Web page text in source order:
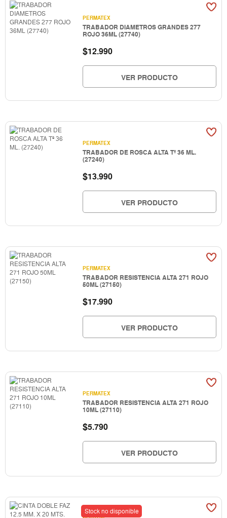
PERMATEX
TRABADOR DIAMETROS GRANDES 277
ROJO 36ML (27740)
$12.990
VER PRODUCTO
PERMATEX
TRABADOR DE ROSCA ALTA Tª 36 ML.
(27240)
$13.990
VER PRODUCTO
PERMATEX
TRABADOR RESISTENCIA ALTA 271 ROJO
50ML (27150)
$17.990
VER PRODUCTO
PERMATEX
TRABADOR RESISTENCIA ALTA 271 ROJO
10ML (27110)
$5.790
VER PRODUCTO
Stock no disponible